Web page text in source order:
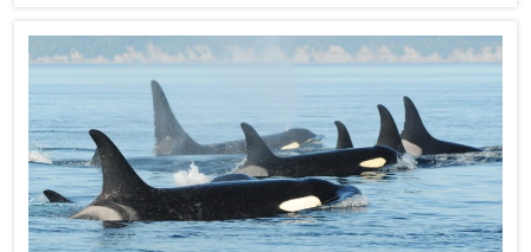
Alle
Themen
Alle
Tiergruppen